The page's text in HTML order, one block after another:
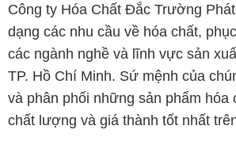
Công ty Hóa Chất Đắc Trường
dạng các nhu cầu về hóa chất,
các ngành nghề và lĩnh vực sản
TP. Hồ Chí Minh. Sứ mệnh của
và phân phối những sản phẩm hóa
chất lượng và giá thành tốt nhất